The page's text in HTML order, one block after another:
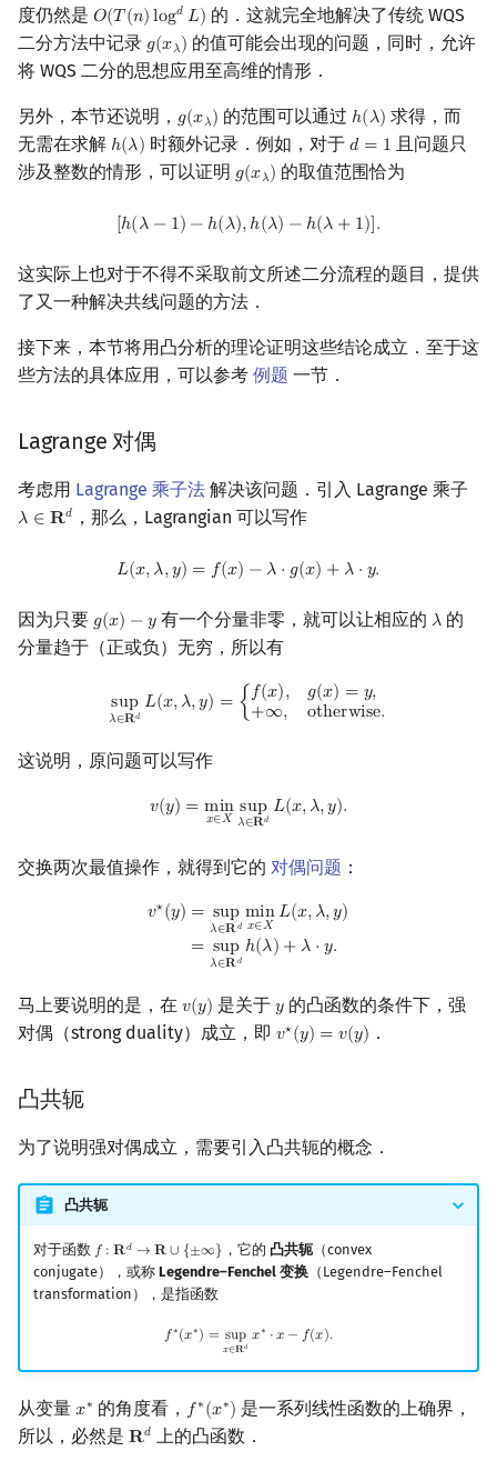
度仍然是 𝑂(𝑇 (𝑛)log𝑑 𝐿)
O(T(n)logdL )
的．这就完全地解决了传统 WQS
二分方法中记录 𝑔(𝑥𝜆)
g(xλ) 的值可能会出现的问题，同时，允许
将 WQS 二分的思想应用至高维的情形．
另外，本节还说明， 𝑔(𝑥𝜆)
g(xλ) 的范围可以通过 ℎ(𝜆)
h(λ) 求得，而
无需在求解 ℎ(𝜆)
h(λ) 时额外记录．例如，对于 𝑑 = 1
d =1
且问题只
涉及整数的情形，可以证明 𝑔(𝑥𝜆)
g(xλ) 的取值范围恰为
[ℎ(𝜆 − 1) − ℎ(𝜆),ℎ(𝜆) − ℎ(𝜆 + 1)].
[h (λ−1) −h (λ) h(λ)− h( λ+1) .
这实际上也对于不得不采取前文所述二分流程的题目，提供
了又一种解决共线问题的方法．
接下来，本节将用凸分析的理论证明这些结论成立．至于这
些方法的具体应用，可以参考 例题 一节．
Lagrange 对偶
考虑用 Lagrange 乘子法 解决该问题．引入 Lagrange 乘子
𝜆 ∈ 𝐑𝑑
λ∈Rd ，那么，Lagrangian 可以写作
𝐿(𝑥,𝜆,𝑦) = 𝑓(𝑥) − 𝜆 ⋅ 𝑔(𝑥) + 𝜆 ⋅ 𝑦.
(x, λ,y )=f(x )−λ ⋅g ( x)+λ⋅ y.
因为只要 𝑔(𝑥) −𝑦
g(x)− y 有一个分量非零，就可以让相应的 𝜆
λ的
分量趋于（正或负）无穷，所以有
sup
𝜆∈𝐑𝑑 𝐿(𝑥,𝜆,𝑦) = { 𝑓(𝑥), 𝑔(𝑥) = 𝑦,
+∞, otherwise.
d L λ )= x) ,g(x)= +∞,otherwise
这说明，原问题可以写作
𝑣(𝑦) = min
𝑥∈𝑋 sup
𝜆∈𝐑𝑑 𝐿(𝑥,𝜆,𝑦).
y)=min x∈Xsupλ ∈Rd L(x,λ,
交换两次最值操作，就得到它的 对偶问题 ：
𝑣⋆(𝑦) = sup
𝜆∈𝐑𝑑 min
𝑥∈𝑋 𝐿(𝑥,𝜆,𝑦)
= sup
𝜆∈𝐑𝑑 ℎ(𝜆) + 𝜆 ⋅ 𝑦.
∈Rdmin x∈X L(x,λ ,y)=supλ∈
马上要说明的是，在 𝑣(𝑦)
v(y) 是关于𝑦
y的凸函数的条件下，强
对偶（strong duality）成立，即 𝑣⋆(𝑦) = 𝑣(𝑦)
v⋆(y) =v (y) ．
凸共轭
为了说明强对偶成立，需要引入凸共轭的概念．
凸共轭
对于函数 𝑓 : 𝐑𝑑 → 𝐑∪ {±∞}
f: R d→ R∪ {±∞} ，它的 凸共轭（convex
conjugate），或称 Legendre–Fenchel 变换（Legendre–Fenchel
transformation），是指函数
𝑓∗(𝑥∗) = sup
𝑥∈𝐑𝑑 𝑥∗ ⋅𝑥 − 𝑓(𝑥).
f∗(x∗ =supx∈R d x∗⋅x −f(x)
从变量 𝑥∗
x∗ 的角度看， 𝑓∗(𝑥∗)
f∗(x∗ )是一系列线性函数的上确界，
所以，必然是 𝐑𝑑
Rd 上的凸函数．